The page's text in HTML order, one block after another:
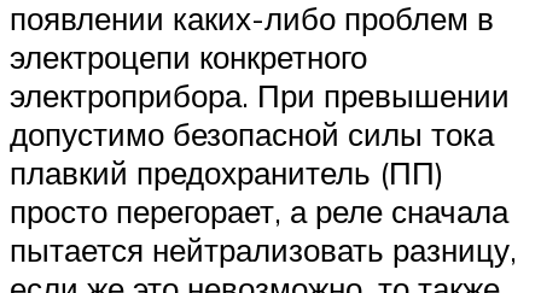
появлении каких-либо проблем в
электроцепи конкретного
электроприбора. При превышении
допустимо безопасной силы тока
плавкий предохранитель (ПП)
просто перегорает, а реле сначала
пытается нейтрализовать разницу,